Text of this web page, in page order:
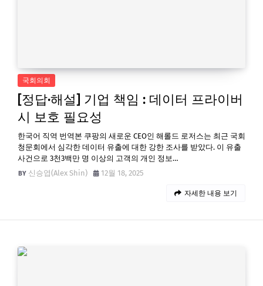
국회의회
[정답·해설] 기업 책임 : 데이터 프라이버
시 보호 필요성
한국어 직역 번역본 쿠팡의 새로운 CEO인 해롤드 로저스는 최근 국회
청문회에서 심각한 데이터 유출에 대한 강한 조사를 받았다. 이 유출
사건으로 3천3백만 명 이상의 고객의 개인 정보…
신승엽(Alex Shin)
12월 18, 2025
자세한 내용 보기